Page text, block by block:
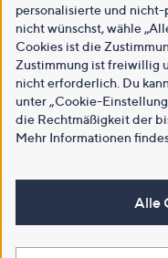
personalisierte und
nicht wünschst, wähle
Cookies ist die
Zustimmung ist freiwillig
nicht erforderlich. Du
unter „Cookie-
die Rechtmäßigkeit der
Mehr Informationen
Alle